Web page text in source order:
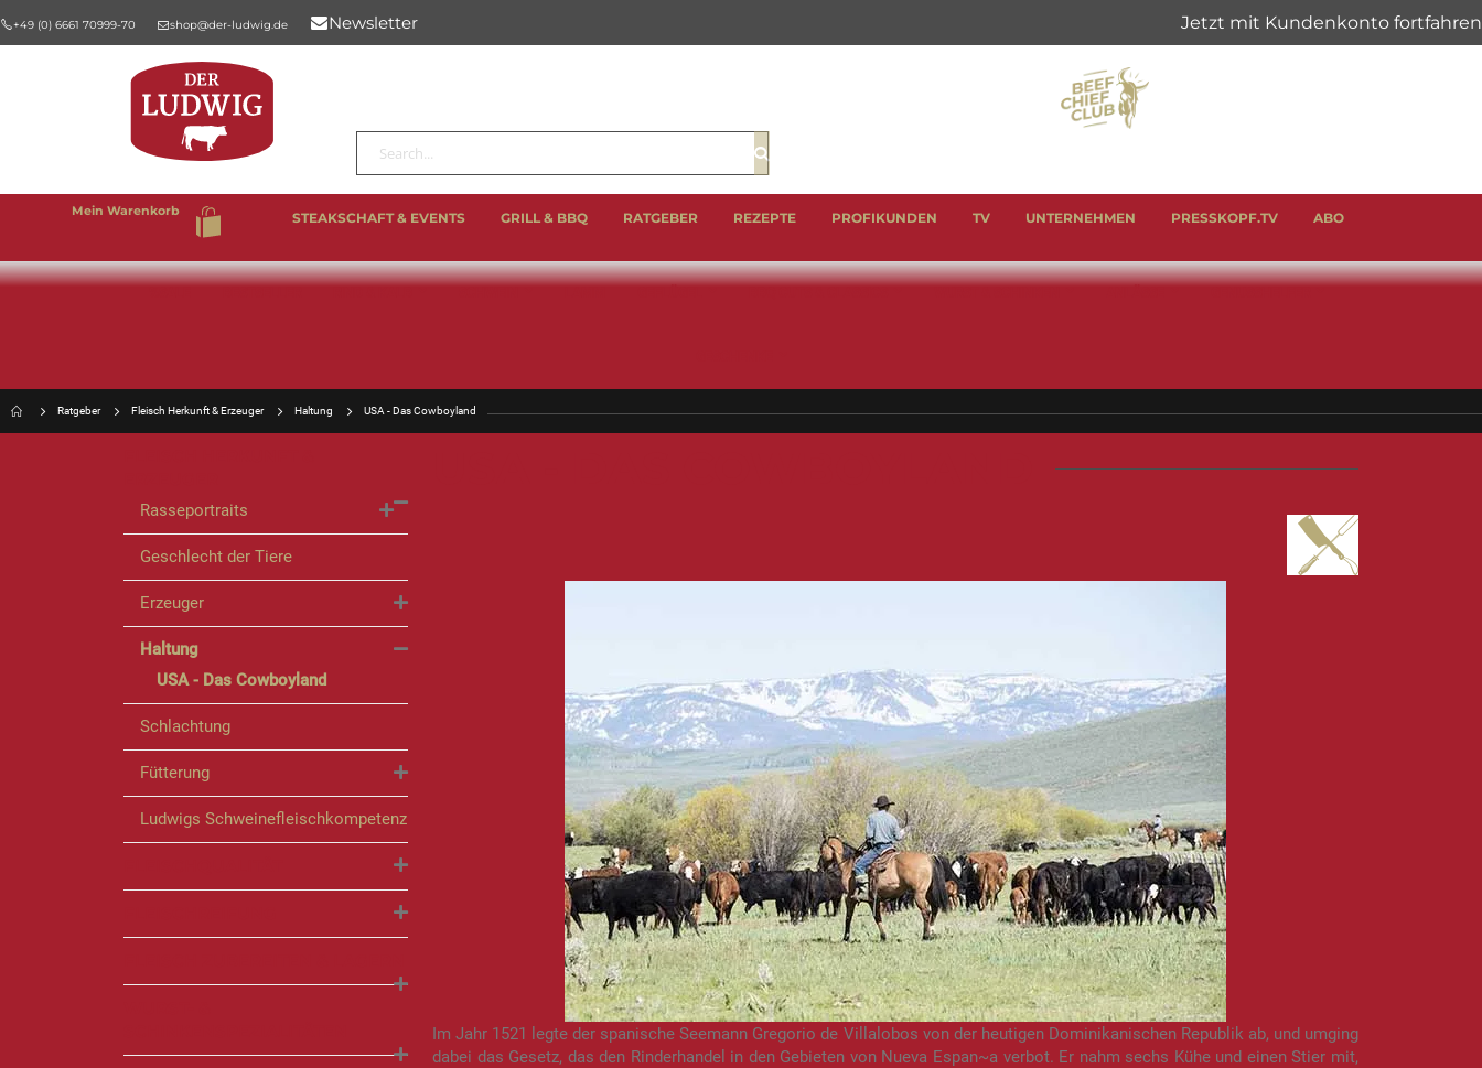
+49 (0) 6661 70999-70 shop@der-ludwig.de Newsletter
Mein Warenkorb
Suche
Suche
STEAKSCHAFT & EVENTS GRILL & BBQ RATGEBER REZEPTE PROFIKUNDEN TV UNTERNEHMEN PRESSKOPF.TV ABO
Ratgeber Fleisch Herkunft & Erzeuger Haltung USA - Das Cowboyland
Im Jahr 1521 legte der spanische Seemann Gregorio de Villalobos von der heutigen Dominikanischen Republik ab, und umging
dabei das Gesetz, das den Rinderhandel in den Gebieten von Nueva Espan~a verbot. Er nahm sechs Kühe und einen Stier mit,
Rasseportraits
Geschlecht der Tiere
Erzeuger
Haltung
USA - Das Cowboyland
Schlachtung
Fütterung
Ludwigs Schweinefleischkompetenz